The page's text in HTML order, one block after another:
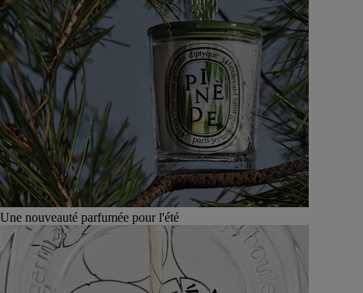
Une nouveauté parfumée pour l'été